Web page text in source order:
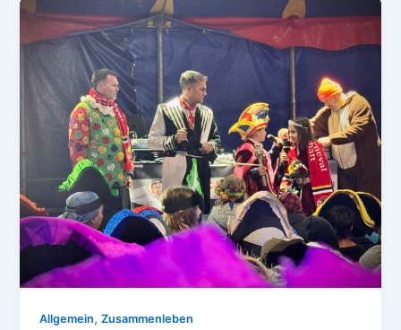
Allgemein,Zusammenleben